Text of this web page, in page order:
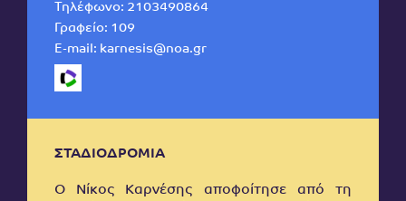
Τηλέφωνο: 2103490864
Γραφείο: 109
E-mail: karnesis@noa.gr
ΣΤΑΔΙΟΔΡΟΜΙΑ
Ο Νίκος Καρνέσης αποφοίτησε από τη